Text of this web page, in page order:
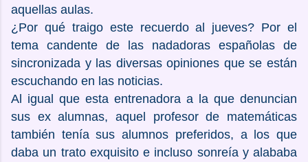
aquellas aulas.
¿Por qué traigo este recuerdo al jueves? Por el
tema candente de las nadadoras españolas de
sincronizada y las diversas opiniones que se están
escuchando en las noticias.
Al igual que esta entrenadora a la que denuncian
sus ex alumnas, aquel profesor de matemáticas
también tenía sus alumnos preferidos, a los que
daba un trato exquisito e incluso sonreía y alababa